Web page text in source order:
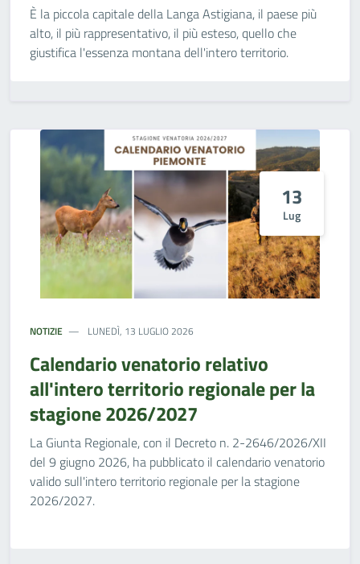
È la piccola capitale della Langa Astigiana, il paese più
alto, il più rappresentativo, il più esteso, quello che
giustifica l'essenza montana dell'intero territorio.
13
Lug
NOTIZIE LUNEDÌ, 13 LUGLIO 2026
Calendario venatorio relativo
all'intero territorio regionale per la
stagione 2026/2027
La Giunta Regionale, con il Decreto n. 2-2646/2026/XII
del 9 giugno 2026, ha pubblicato il calendario venatorio
valido sull'intero territorio regionale per la stagione
2026/2027.